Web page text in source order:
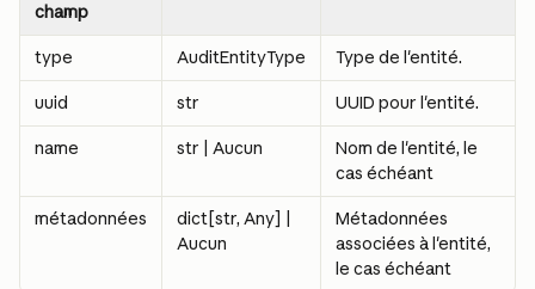
champ
type AuditEntityType Type de l'entité.
uuid str UUID pour l'entité.
name str | Aucun
Nom de l'entité, le
cas échéant
métadonnées
dict[str, Any] |
Aucun
Métadonnées
associées à l'entité,
le cas échéant